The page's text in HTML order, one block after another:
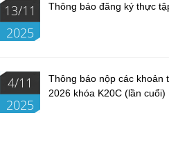
13/11
2025
Thông báo đăng ký thực
4/11
2025
Thông báo nộp các khoản
2026 khóa K20C (lần cuổi)